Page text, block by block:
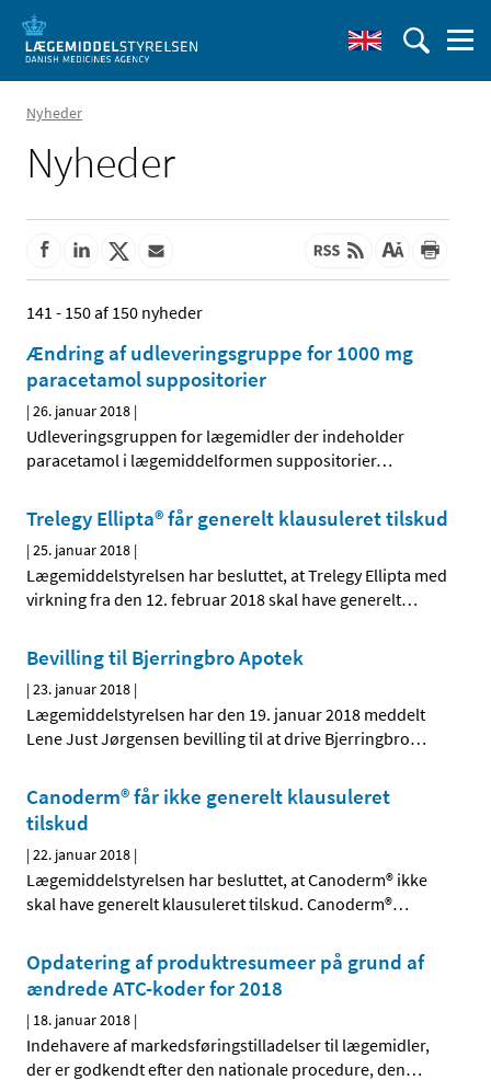
Nyheder
Nyheder
141 - 150 af 150 nyheder
Ændring af udleveringsgruppe for 1000 mg
paracetamol suppositorier
|26. januar 2018 |
Udleveringsgruppen for lægemidler der indeholder
paracetamol i lægemiddelformen suppositorier…
Trelegy Ellipta® får generelt klausuleret tilskud
|25. januar 2018 |
Lægemiddelstyrelsen har besluttet, at Trelegy Ellipta med
virkning fra den 12. februar 2018 skal have generelt…
Bevilling til Bjerringbro Apotek
|23. januar 2018 |
Lægemiddelstyrelsen har den 19. januar 2018 meddelt
Lene Just Jørgensen bevilling til at drive Bjerringbro…
Canoderm® får ikke generelt klausuleret
tilskud
|22. januar 2018 |
Lægemiddelstyrelsen har besluttet, at Canoderm® ikke
skal have generelt klausuleret tilskud. Canoderm®…
Opdatering af produktresumeer på grund af
ændrede ATC-koder for 2018
| 18. januar 2018 |
Indehavere af markedsføringstilladelser til lægemidler,
der er godkendt efter den nationale procedure, den…